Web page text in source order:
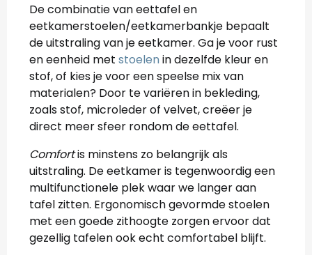
De combinatie van eettafel en
eetkamerstoelen/eetkamerbankje bepaalt
de uitstraling van je eetkamer. Ga je voor rust
en eenheid met stoelen in dezelfde kleur en
stof, of kies je voor een speelse mix van
materialen? Door te variëren in bekleding,
zoals stof, microleder of velvet, creëer je
direct meer sfeer rondom de eettafel.
Comfortis minstens zo belangrijk als
uitstraling. De eetkamer is tegenwoordig een
multifunctionele plek waar we langer aan
tafel zitten. Ergonomisch gevormde stoelen
met een goede zithoogte zorgen ervoor dat
gezellig tafelen ook echt comfortabel blijft.